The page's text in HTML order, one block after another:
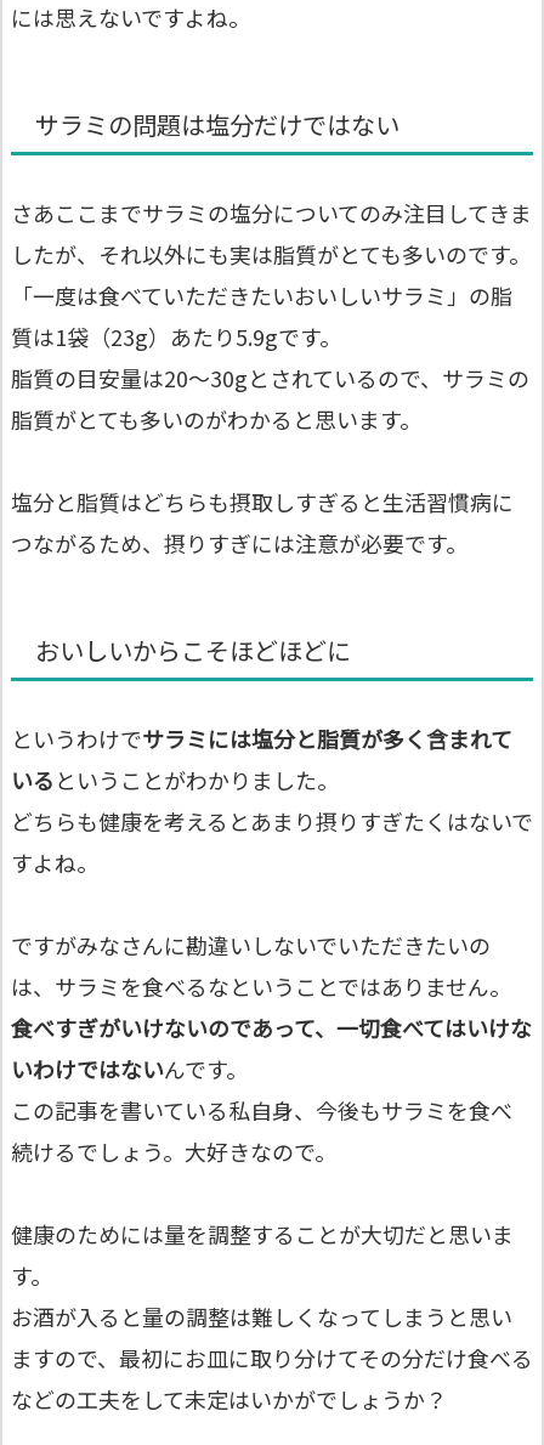
には思えないですよね。
サラミの問題は塩分だけではない
さあここまでサラミの塩分についてのみ注目してきま
したが、それ以外にも実は脂質がとても多いのです。
「一度は食べていただきたいおいしいサラミ」の脂
質は1袋（23g）あたり5.9gです。
脂質の目安量は20～30gとされているので、サラミの
脂質がとても多いのがわかると思います。
塩分と脂質はどちらも摂取しすぎると生活習慣病に
つながるため、摂りすぎには注意が必要です。
おいしいからこそほどほどに
というわけでサラミには塩分と脂質が多く含まれて
いるということがわかりました。
どちらも健康を考えるとあまり摂りすぎたくはないで
すよね。
ですがみなさんに勘違いしないでいただきたいの
は、サラミを食べるなということではありません。
食べすぎがいけないのであって、一切食べてはいけな
いわけではないんです。
この記事を書いている私自身、今後もサラミを食べ
続けるでしょう。大好きなので。
健康のためには量を調整することが大切だと思いま
す。
お酒が入ると量の調整は難しくなってしまうと思い
ますので、最初にお皿に取り分けてその分だけ食べる
などの工夫をして未定はいかがでしょうか？